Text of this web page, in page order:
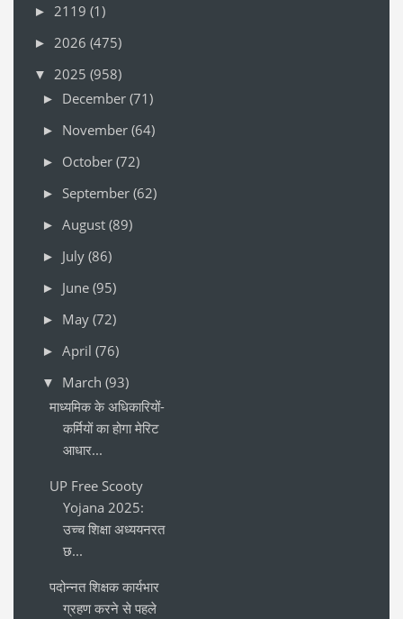
► 2119 (1)
► 2026 (475)
▼ 2025 (958)
► December (71)
► November (64)
► October (72)
► September (62)
► August (89)
► July (86)
► June (95)
► May (72)
► April (76)
▼ March (93)
माध्यमिक के अधिकारियों-
कर्मियों का होगा मेरिट
आधार...
UP Free Scooty
Yojana 2025:
उच्च शिक्षा अध्ययनरत
छ...
पदोन्नत शिक्षक कार्यभार
ग्रहण करने से पहले